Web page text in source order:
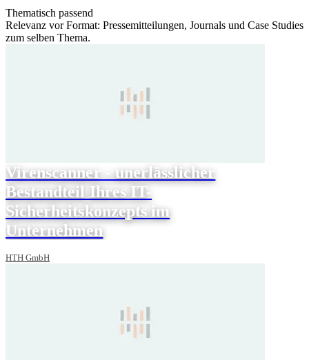
Thematisch passend
Relevanz vor Format: Pressemitteilungen, Journals und Case Studies
zum selben Thema.
Virenscanner - unerlässlicher
Bestandteil Ihres IT-
Sicherheitskonzepts im
Unternehmen
HTH GmbH